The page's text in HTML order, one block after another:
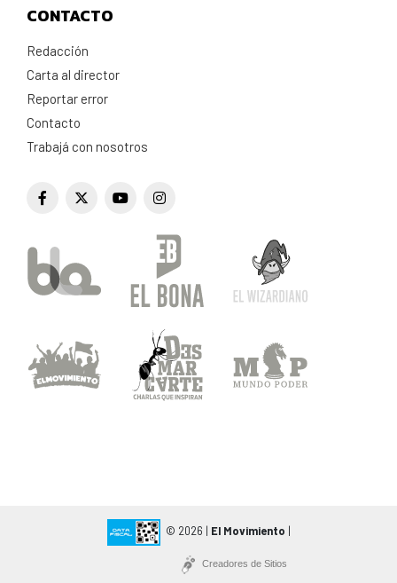
CONTACTO
Redacción
Carta al director
Reportar error
Contacto
Trabajá con nosotros
© 2026 | El Movimiento |
Creadores de Sitios